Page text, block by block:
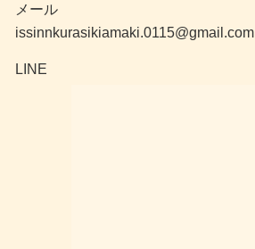
メール
issinnkurasikiamaki.0115@gmail.com
LINE